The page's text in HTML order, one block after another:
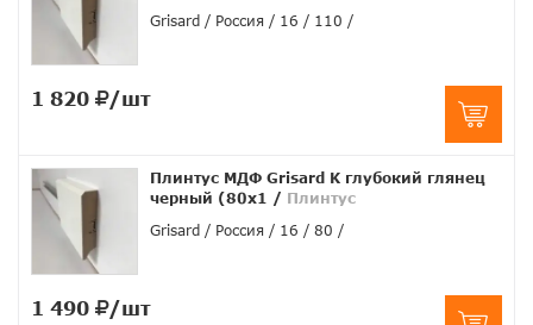
Grisard
Россия 16 110
1 820 /шт
Плинтус МДФ Grisard K глубокий глянец
черный (80x1 / Плинтус
Grisard
Россия 16 80
1 490 /шт